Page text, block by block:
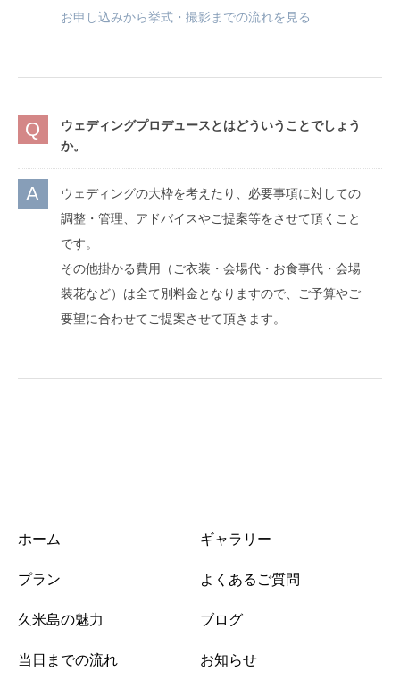
お申し込みから挙式・撮影までの流れを見る
ウェディングプロデュースとはどういうことでしょう
か。
ウェディングの大枠を考えたり、必要事項に対しての
調整・管理、アドバイスやご提案等をさせて頂くこと
です。
その他掛かる費用（ご衣装・会場代・お食事代・会場
装花など）は全て別料金となりますので、ご予算やご
要望に合わせてご提案させて頂きます。
ホーム
プラン
久米島の魅力
当日までの流れ
ギャラリー
よくあるご質問
ブログ
お知らせ